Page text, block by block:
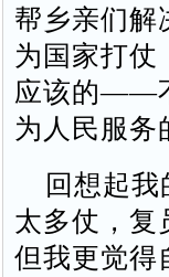
帮乡亲们解
为国家打仗
应该的——
为人民服务
回想起我
太多仗，复
但我更觉得